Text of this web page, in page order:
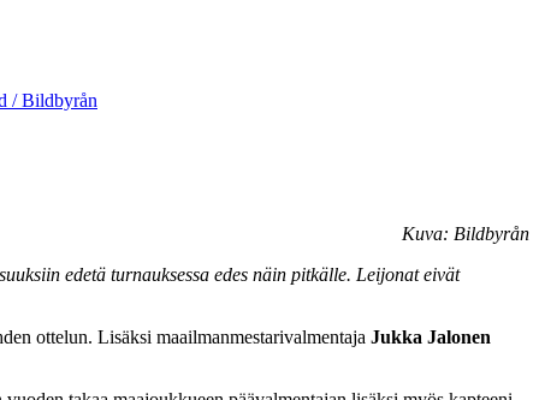
/ Bildbyrån
Kuva: Bildbyrån
edetä turnauksessa edes näin pitkälle. Leijonat eivät
ottelun. Lisäksi maailmanmestarivalmentaja Jukka Jalonen